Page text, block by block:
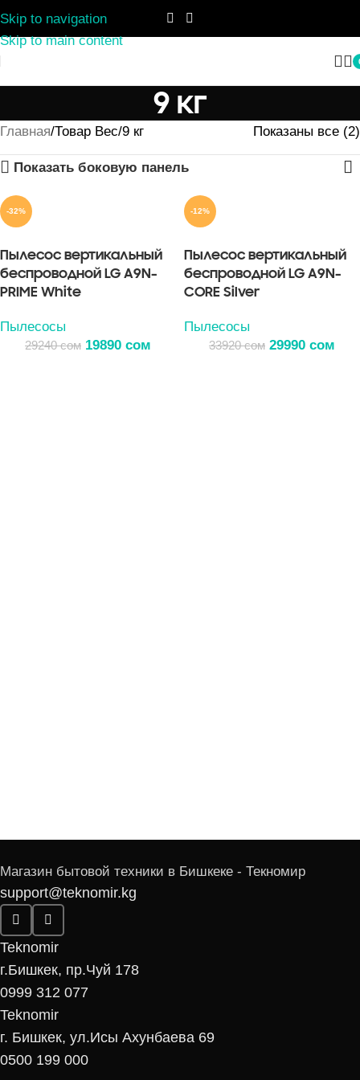
Skip to navigation
Skip to main content
9 кг
Главная Товар Вес 9 кг Показаны все (2)
Показать боковую панель
-32%
Пылесос вертикальный
беспроводной LG A9N-
PRIME White
Пылесосы
29240сом 19890 сом
-12%
Пылесос вертикальный
беспроводной LG A9N-
CORE Silver
Пылесосы
33920сом 29990 сом
Магазин бытовой техники в Бишкеке - Текномир
support@teknomir.kg
Teknomir
г.Бишкек, пр.Чуй 178
0999 312 077
Teknomir
г. Бишкек, ул.Исы Ахунбаева 69
0500 199 000